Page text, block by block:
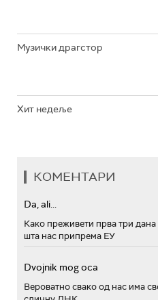
Музички драгстор
Хит недеље
КОМЕНТАРИ
Da, ali...
Како преживети прва три
шта нас припрема ЕУ
Dvojnik mog oca
Вероватно свако од нас има